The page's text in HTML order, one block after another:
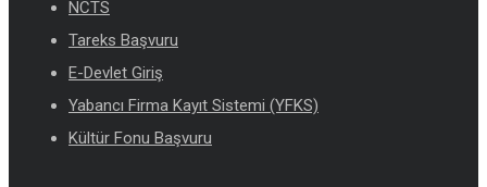
NCTS
Tareks Başvuru
E-Devlet Giriş
Yabancı Firma Kayıt Sistemi (YFKS)
Kültür Fonu Başvuru